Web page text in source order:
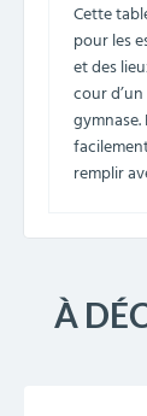
Cette
pour les
et des
cour
remplir
À